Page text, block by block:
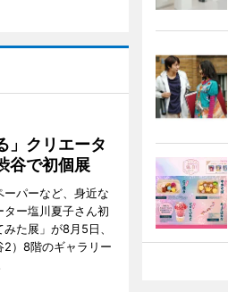
」クリエータ
谷で初個展
パーなど、身近な
ター塩川夏子さん初
た展」が8月5日、
2）8階のギャラリー